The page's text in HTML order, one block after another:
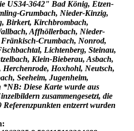
US34-3642" Bad König, Etzen-
Grumbach, Nieder-Kinzig,
Birkert, Kirchbrombach,
Affhöllerbach, Nieder-
Crumbach, Nonrod,
Lichtenberg, Steinau,
Klein-Bieberau, Asbach,
Herchenrode, Hoxhohl, Neutsch,
Seeheim, Jugenheim,
*NB: Diese Karte wurde aus
zusammengesetzt, die
Referenzpunkten entzerrt wurden